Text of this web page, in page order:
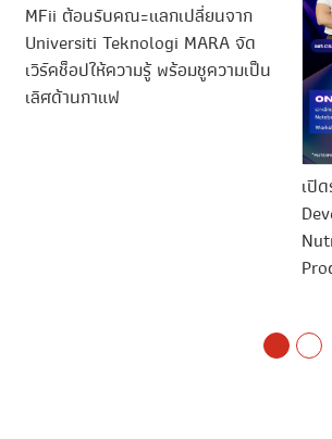
MFii ต้อนรับคณะแลกเปลี่ยนจาก
Universiti Teknologi MARA จัด
เวิร์คช็อปให้ความรู้ พร้อมชูความเป็น
เลิศด้านกาแฟ
เปิ